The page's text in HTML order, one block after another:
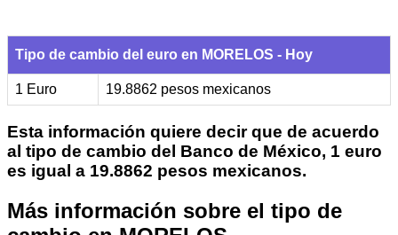
Tipo de cambio del euro en MORELOS - Hoy
1 Euro 19.8862 pesos mexicanos
Esta información quiere decir que de acuerdo
al tipo de cambio del Banco de México, 1 euro
es igual a 19.8862 pesos mexicanos.
Más información sobre el tipo de